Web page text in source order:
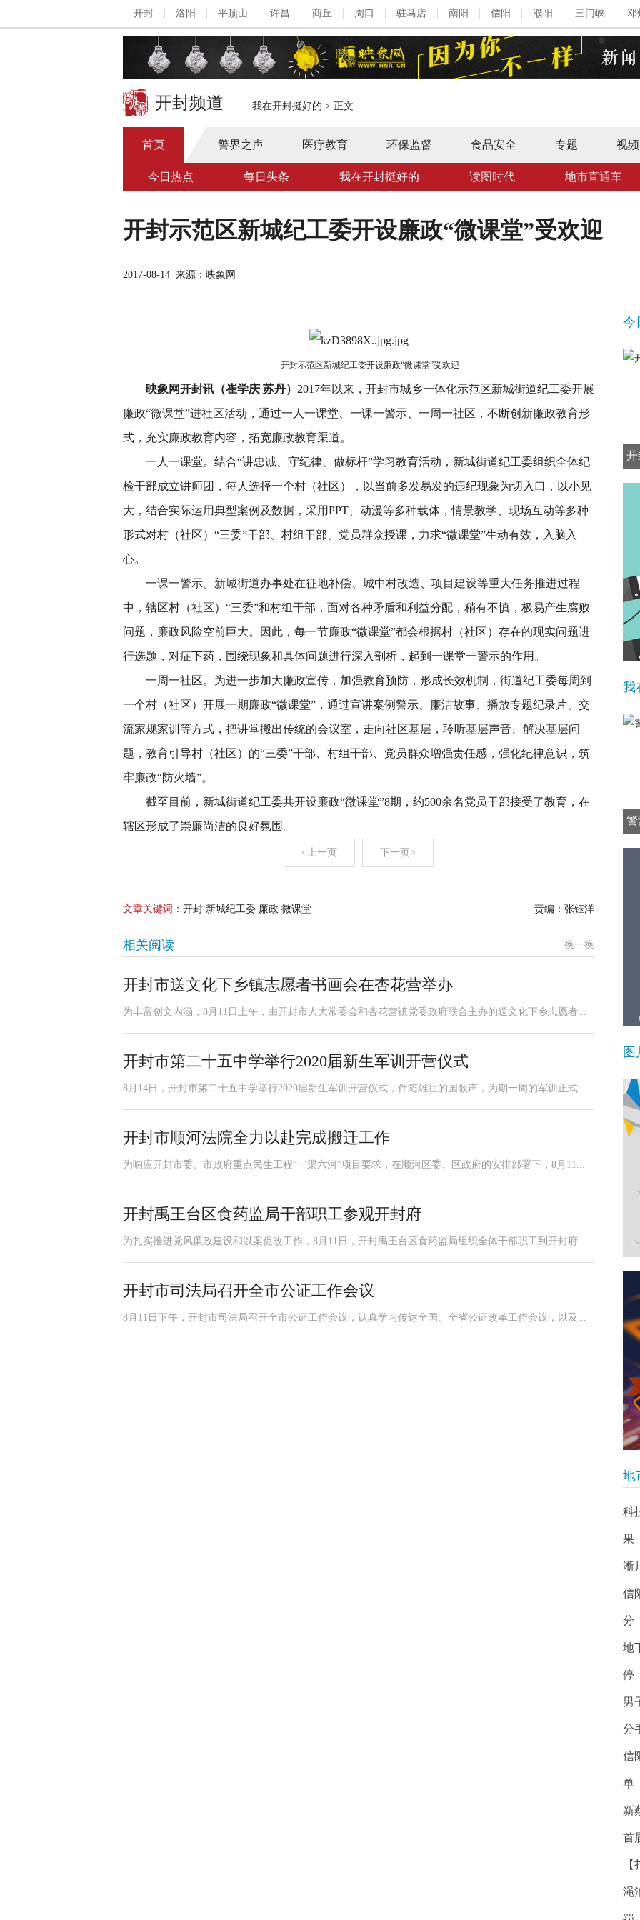
开封 洛阳 平顶山 许昌 商丘 周口 驻马店 南阳 信阳 濮阳 三门峡 邓
开封频道 我在开封挺好的 > 正文
首页 警界之声 医疗教育 环保监督 食品安全 专题 视频
今日热点 每日头条 我在开封挺好的 读图时代 地市直通车
开封示范区新城纪工委开设廉政“微课堂”受欢迎
2017-08-14 来源：映象网
开封示范区新城纪工委开设廉政“微课堂”受欢迎
映象网开封讯（崔学庆 苏丹） 2017年以来，开封市城乡一体化示范区新城街道纪工委开展
廉政“微课堂”进社区活动，通过一人一课堂、一课一警示、一周一社区，不断创新廉政教育形
式，充实廉政教育内容，拓宽廉政教育渠道。
一人一课堂。结合“讲忠诚、守纪律、做标杆”学习教育活动，新城街道纪工委组织全体纪
检干部成立讲师团，每人选择一个村（社区），以当前多发易发的违纪现象为切入口，以小见
大，结合实际运用典型案例及数据，采用PPT、动漫等多种载体，情景教学、现场互动等多种
形式对村（社区）“三委”干部、村组干部、党员群众授课，力求“微课堂”生动有效，入脑入
心。
一课一警示。新城街道办事处在征地补偿、城中村改造、项目建设等重大任务推进过程
中，辖区村（社区）“三委”和村组干部，面对各种矛盾和利益分配，稍有不慎，极易产生腐败
问题，廉政风险空前巨大。因此，每一节廉政“微课堂”都会根据村（社区）存在的现实问题进
行选题，对症下药，围绕现象和具体问题进行深入剖析，起到一课堂一警示的作用。
一周一社区。为进一步加大廉政宣传，加强教育预防，形成长效机制，街道纪工委每周到
一个村（社区）开展一期廉政“微课堂”，通过宣讲案例警示、廉洁故事、播放专题纪录片、交
流家规家训等方式，把讲堂搬出传统的会议室，走向社区基层，聆听基层声音、解决基层问
题，教育引导村（社区）的“三委”干部、村组干部、党员群众增强责任感，强化纪律意识，筑
牢廉政“防火墙”。
截至目前，新城街道纪工委共开设廉政“微课堂”8期，约500余名党员干部接受了教育，在
辖区形成了崇廉尚洁的良好氛围。
<上一页 下一页>
文章关键词： 开封 新城纪工委 廉政 微课堂 责编：张钰洋
相关阅读 换一换
开封市送文化下乡镇志愿者书画会在杏花营举办
为丰富创文内涵，8月11日上午，由开封市人大常委会和杏花营镇党委政府联合主办的送文化下乡志愿者...
开封市第二十五中学举行2020届新生军训开营仪式
8月14日，开封市第二十五中学举行2020届新生军训开营仪式，伴随雄壮的国歌声，为期一周的军训正式...
开封市顺河法院全力以赴完成搬迁工作
为响应开封市委、市政府重点民生工程“一渠六河”项目要求，在顺河区委、区政府的安排部署下，8月11...
开封禹王台区食药监局干部职工参观开封府
为扎实推进党风廉政建设和以案促改工作，8月11日，开封禹王台区食药监局组织全体干部职工到开封府...
开封市司法局召开全市公证工作会议
8月11日下午，开封市司法局召开全市公证工作会议，认真学习传达全国、全省公证改革工作会议，以及...
今
开
我
警
图
地
科
果
淅
信
分
地
停
男
分
信
单
新
首
渑